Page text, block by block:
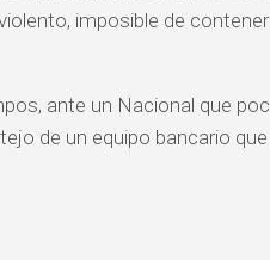
imposible de contener
ante un Nacional que
de un equipo bancario